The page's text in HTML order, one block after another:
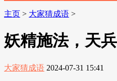
主页 > 大家猜成语 >
妖精施法，天
大家猜成语 2024-07-31 15:41